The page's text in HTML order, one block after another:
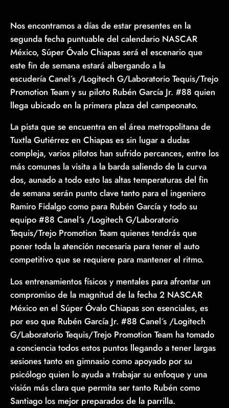
Nos encontramos a días de estar presentes en la
segunda fecha puntuable del calendario NASCAR
México, Súper Óvalo Chiapas será el escenario que
este fin de semana estará albergando a la
escudería Canel´s /Logitech G/Laboratorio Tequis/Trejo
Promotion Team y su piloto Rubén García Jr. #88 quien
llega ubicado en la primera plaza del campeonato.
La pista que se encuentra en el área metropolitana de
Tuxtla Gutiérrez en Chiapas es sin lugar a dudas
compleja, varios pilotos han sufrido percances, entre los
más comunes la visita a la barda saliendo de la curva
dos, aunado a todo esto las altas temperaturas del fin
de semana serán punto clave tanto para el ingeniero
Ramiro Fidalgo como para Rubén García y todo su
equipo #88 Canel´s /Logitech G/Laboratorio
Tequis/Trejo Promotion Team quienes tendrás que
poner toda la atención necesaria para tener el auto
competitivo que se requiere para mantener el ritmo.
Los entrenamientos físicos y mentales para afrontar un
compromiso de la magnitud de la fecha 2 NASCAR
México en el Súper Óvalo Chiapas son esenciales, es
por eso que Rubén García Jr. #88 Canel´s /Logitech
G/Laboratorio Tequis/Trejo Promotion Team ha tomado
a conciencia todos estos puntos llegando a tener largas
sesiones tanto en gimnasio como apoyado por su
psicólogo quien lo ayuda a trabajar su enfoque y una
visión más clara que permita ser tanto Rubén como
Santiago los mejor preparados de la parrilla.